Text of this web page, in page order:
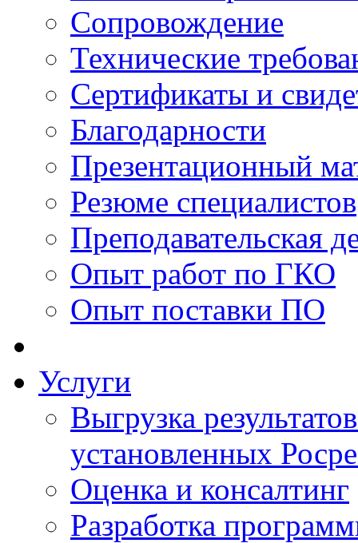
Сопровождение
Технические
Сертификаты и
Благодарности
Презентационный
Резюме специалистов
Преподавательская
Опыт работ по ГКО
Опыт поставки ПО
Услуги
Выгрузка
установленных
Оценка и консалтинг
Разработка